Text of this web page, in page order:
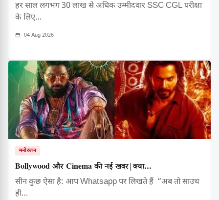
हर साल लगभग 30 लाख से अधिक उम्मीदवार SSC CGL परीक्षा
के लिए…
04 Aug 2026
मनोरंजन
Bollywood और Cinema की नई खबर|क्या...
सीन कुछ ऐसा है: आप Whatsapp पर लिखते हैं “अब तो साउथ
ही…